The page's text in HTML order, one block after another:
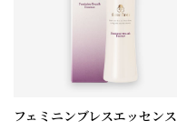
フェミニンブレスエッセンス